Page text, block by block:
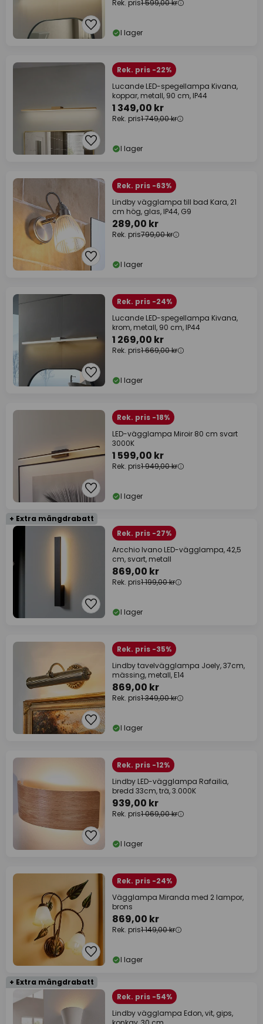
Rek. pris1 599,00 kr
I lager
Rek. pris -22%
Lucande LED-spegellampa Kivana,
koppar, metall, 90 cm, IP44
1 349,00 kr
Rek. pris1 749,00 kr
I lager
Rek. pris -63%
Lindby vägglampa till bad Kara, 21
cm hög, glas, IP44, G9
289,00 kr
Rek. pris799,00 kr
I lager
Rek. pris -24%
Lucande LED-spegellampa Kivana,
krom, metall, 90 cm, IP44
1 269,00 kr
Rek. pris1 669,00 kr
I lager
Rek. pris -18%
LED-vägglampa Miroir 80 cm svart
3000K
1 599,00 kr
Rek. pris1 949,00 kr
I lager
+ Extra mängdrabatt
Rek. pris -27%
Arcchio Ivano LED-vägglampa, 42,5
cm, svart, metall
869,00 kr
Rek. pris1 199,00 kr
I lager
Rek. pris -35%
Lindby tavelvägglampa Joely, 37cm,
mässing, metall, E14
869,00 kr
Rek. pris1 349,00 kr
I lager
Rek. pris -12%
Lindby LED-vägglampa Rafailia,
bredd 33cm, trä, 3.000K
939,00 kr
Rek. pris1 069,00 kr
I lager
Rek. pris -24%
Vägglampa Miranda med 2 lampor,
brons
869,00 kr
Rek. pris1 149,00 kr
I lager
+ Extra mängdrabatt
Rek. pris -54%
Lindby vägglampa Edon, vit, gips,